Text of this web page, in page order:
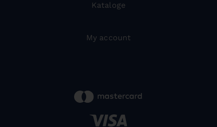
Kataloge
My account